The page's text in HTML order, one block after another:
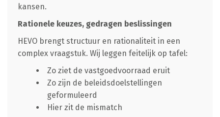
kansen.
Rationele keuzes, gedragen beslissingen
HEVO brengt structuur en rationaliteit in een
complex vraagstuk. Wij leggen feitelijk op tafel:
Zo ziet de vastgoedvoorraad eruit
Zo zijn de beleidsdoelstellingen
geformuleerd
Hier zit de mismatch